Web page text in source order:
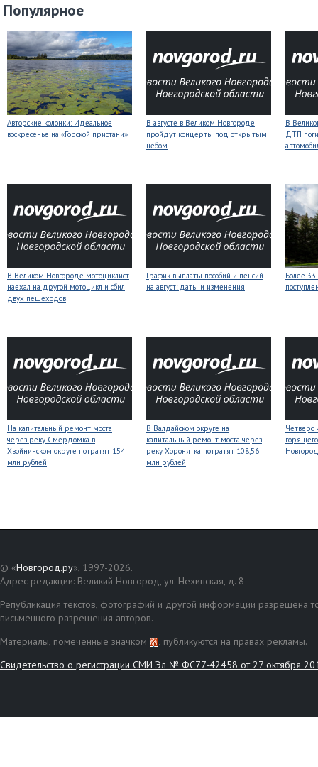
Популярное
Авторские колонки: Идеальное
воскресенье на «Горской пристани»
В августе в Великом Новгороде
пройдут концерты под открытым
небом
В
ДТП
В Великом Новгороде мотоциклист
наехал на другой мотоцикл и сбил
двух пешеходов
График выплаты пособий и пенсий
на август: даты и изменения
Более 33
На капитальный ремонт моста
через реку Смердомка в
Хвойнинском округе потратят 154
млн рублей
В Валдайском округе на
капитальный ремонт моста через
реку Хоронятка потратят 108,56
млн рублей
Четверо
© «Новгород.ру», 1997-2026.
Адрес редакции: Великий Новгород, ул. Нехинская, д. 8
Републикация текстов, фотографий и другой информации разрешена
письменного разрешения авторов.
Материалы, помеченные значком
, публикуются на правах рекламы.
Свидетельство о регистрации СМИ Эл № ФС77-42458 от 27 октября